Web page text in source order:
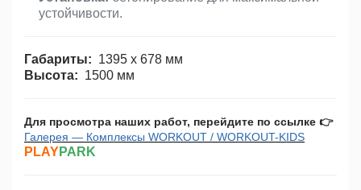
устойчивости.
Габариты: 1395 x 678 мм
Высота: 1500 мм
Для просмотра наших работ, перейдите по ссылке 👉
Галерея — Комплексы WORKOUT / WORKOUT-KIDS
PLAYPARK